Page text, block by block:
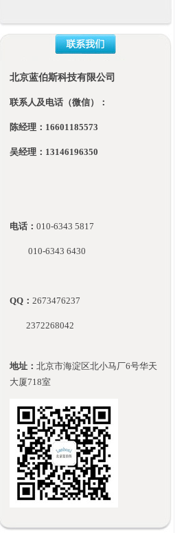
北京蓝伯斯科技有限公司
联系人及电话（微信）：
陈经理：16601185573
吴经理：13146196350
电话： 010-6343 5817
010-6343 6430
QQ： 2673476237
2372268042
地址： 北京市海淀区北小马厂6号华天
大厦718室